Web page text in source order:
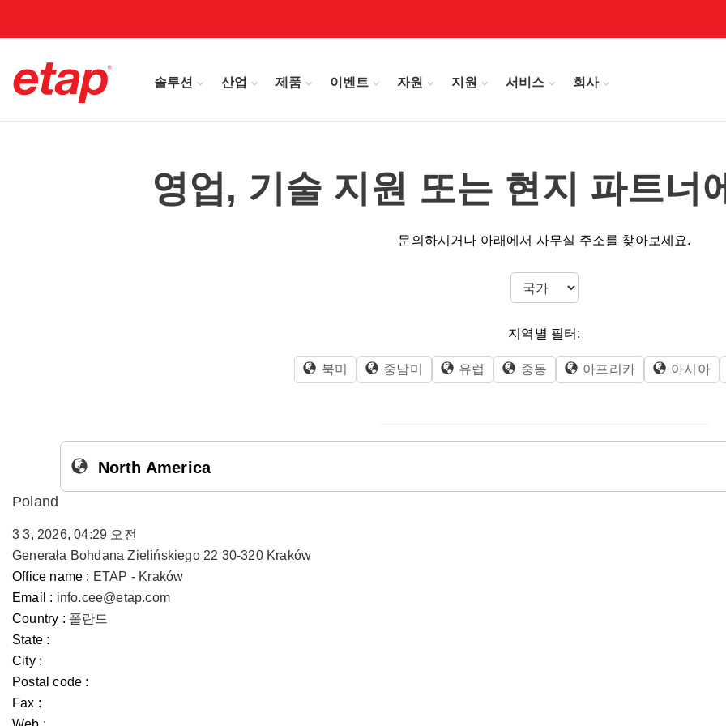
솔루션 산업 제품 이벤트 자원 지원 서비스 회사
영업, 기술 지원 또는 현지 파트너
문의하시거나 아래에서 사무실 주소를 찾아보세요.
지역별 필터:
북미 중남미 유럽 중동 아프리카 아시아
North America
Poland
3 3, 2026, 04:29 오전
Generała Bohdana Zielińskiego 22 30-320 Kraków
Office name : ETAP - Kraków
Email : info.cee@etap.com
Country : 폴란드
State :
City :
Postal code :
Fax :